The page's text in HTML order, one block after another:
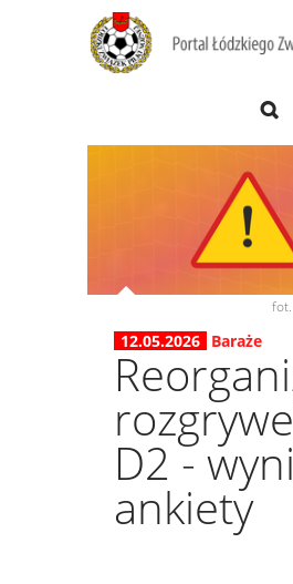
fot.
12.05.2026 Baraże
D2 -
ankiety